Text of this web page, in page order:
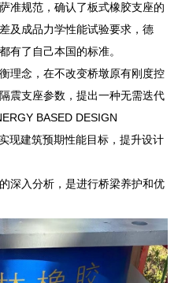
准规范，确认了板式橡胶支座的
及成品力学性能试验要求，德
有了自己本国的标准。
理念，在不改变桥墩原有刚度控
震支座参数，提出一种无需迭代
BASED DESIGN
现建筑预期性能目标，提升设计
深入分析，是进行桥梁养护和优